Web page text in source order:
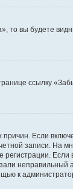
то вы будете
ссылку
Если
записи. На
регистрации.
неправильный
к